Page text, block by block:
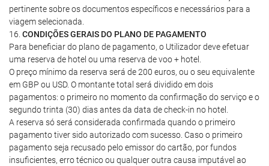
pertinente sobre os documentos específicos e necessários para a
viagem selecionada.
16. CONDIÇÕES GERAIS DO PLANO DE PAGAMENTO
Para beneficiar do plano de pagamento, o Utilizador deve efetuar
uma reserva de hotel ou uma reserva de voo + hotel.
O preço mínimo da reserva será de 200 euros, ou o seu equivalente
em GBP ou USD. O montante total será dividido em dois
pagamentos: o primeiro no momento da confirmação do serviço e o
segundo trinta (30) dias antes da data de check-in no hotel.
A reserva só será considerada confirmada quando o primeiro
pagamento tiver sido autorizado com sucesso. Caso o primeiro
pagamento seja recusado pelo emissor do cartão, por fundos
insuficientes, erro técnico ou qualquer outra causa imputável ao